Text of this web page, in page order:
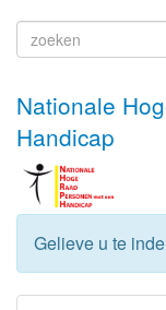
Nationale
Handicap
Gelieve u te